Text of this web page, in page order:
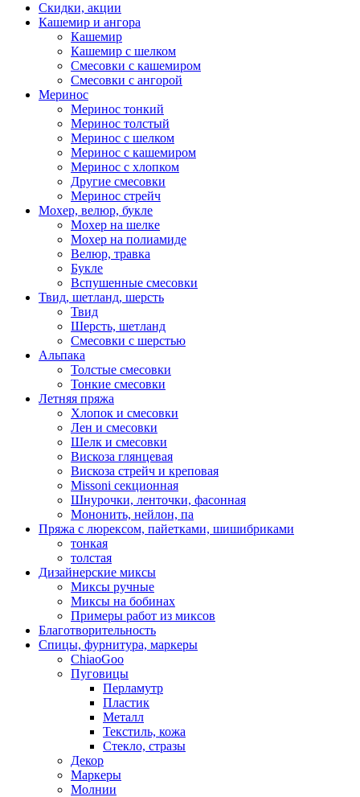
Скидки, акции
Кашемир и ангора
Кашемир
Кашемир с шелком
Смесовки с кашемиром
Смесовки с ангорой
Меринос
Меринос тонкий
Меринос толстый
Меринос с шелком
Меринос с кашемиром
Меринос с хлопком
Другие смесовки
Меринос стрейч
Мохер, велюр, букле
Мохер на шелке
Мохер на полиамиде
Велюр, травка
Букле
Вспушенные смесовки
Твид, шетланд, шерсть
Твид
Шерсть, шетланд
Смесовки с шерстью
Альпака
Толстые смесовки
Тонкие смесовки
Летняя пряжа
Хлопок и смесовки
Лен и смесовки
Шелк и смесовки
Вискоза глянцевая
Вискоза стрейч и креповая
Missoni секционная
Шнурочки, ленточки, фасонная
Мононить, нейлон, па
Пряжа с люрексом, пайетками, шишибриками
тонкая
толстая
Дизайнерские миксы
Миксы ручные
Миксы на бобинах
Примеры работ из миксов
Благотворительность
Спицы, фурнитура, маркеры
ChiaoGoo
Пуговицы
Перламутр
Пластик
Металл
Текстиль, кожа
Стекло, стразы
Декор
Маркеры
Молнии